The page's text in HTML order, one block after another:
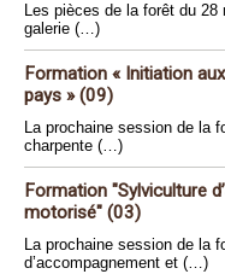
Les pièces de la forêt du 28
galerie (…)
Formation « Initiation
pays » (09)
La prochaine session de la
charpente (…)
Formation "Sylviculture
motorisé" (03)
La prochaine session de la
d’accompagnement et (…)